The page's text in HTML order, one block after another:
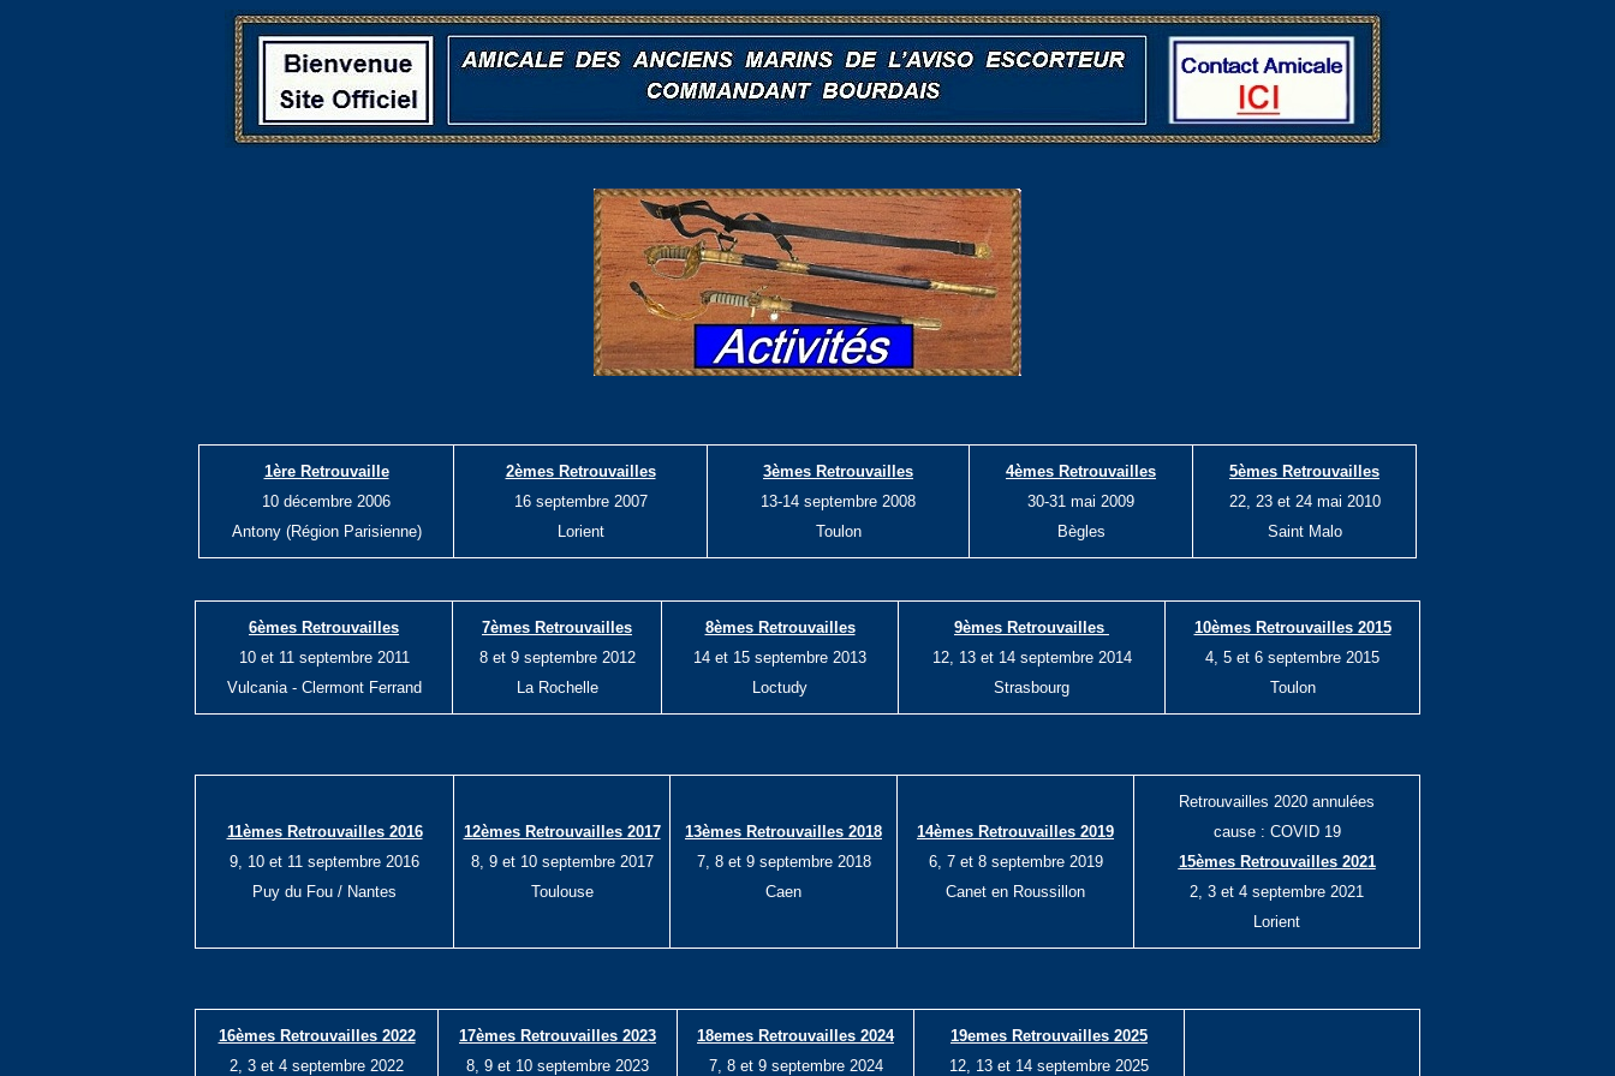
1ère Retrouvaille
10 décembre 2006
Antony (Région Parisienne)
2èmes Retrouvailles
16 septembre 2007
Lorient
3èmes Retrouvailles
13-14 septembre 2008
Toulon
4èmes Retrouvailles
30-31 mai 2009
Bègles
5èmes Retrouvailles
22, 23 et 24 mai 2010
Saint Malo
6èmes Retrouvailles
10 et 11 septembre 2011
Vulcania - Clermont Ferrand
7èmes Retrouvailles
8et 9 septembre 2012
La Rochelle
8èmes Retrouvailles
14 et 15 septembre 2013
Loctudy
9èmes Retrouvailles
12, 13 et 14 septembre 2014
Strasbourg
10èmes Retrouvailles 2015
4, 5 et 6 septembre 2015
Toulon
11èmes Retrouvailles 2016
9, 10 et 11 septembre 2016
Puy du Fou / Nantes
12èmes Retrouvailles 2017
8, 9 et 10 septembre 2017
Toulouse
13èmes Retrouvailles 2018
7, 8 et 9 septembre 2018
Caen
14èmes Retrouvailles 2019
6, 7 et 8 septembre 2019
Canet en Roussillon
Retrouvailles 2020 annulées
cause : COVID 19
15èmes Retrouvailles 2021
2, 3 et 4 septembre 2021
Lorient
16èmes Retrouvailles 2022
2, 3 et 4 septembre 2022
17èmes Retrouvailles 2023
8, 9 et 10 septembre 2023
18emes Retrouvailles 2024
7, 8 et 9 septembre 2024
19emes Retrouvailles 2025
12, 13 et 14 septembre 2025